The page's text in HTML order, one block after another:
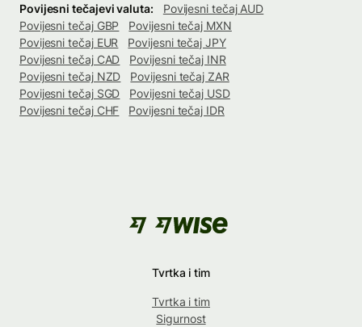
Povijesni tečajevi valuta:
Povijesni tečaj AUD
Povijesni tečaj GBP
Povijesni tečaj MXN
Povijesni tečaj EUR
Povijesni tečaj JPY
Povijesni tečaj CAD
Povijesni tečaj INR
Povijesni tečaj NZD
Povijesni tečaj ZAR
Povijesni tečaj SGD
Povijesni tečaj USD
Povijesni tečaj CHF
Povijesni tečaj IDR
Tvrtka i tim
Tvrtka i tim
Sigurnost